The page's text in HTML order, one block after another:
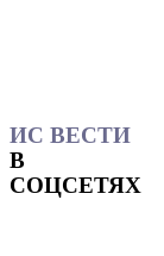
ИС ВЕСТИ
В
СОЦСЕТЯХ